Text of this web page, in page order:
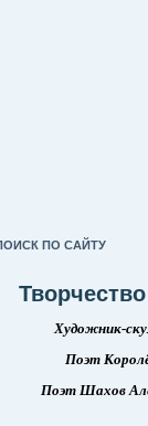
ПО САЙТУ
Художник-
Поэт
Поэт Шахов